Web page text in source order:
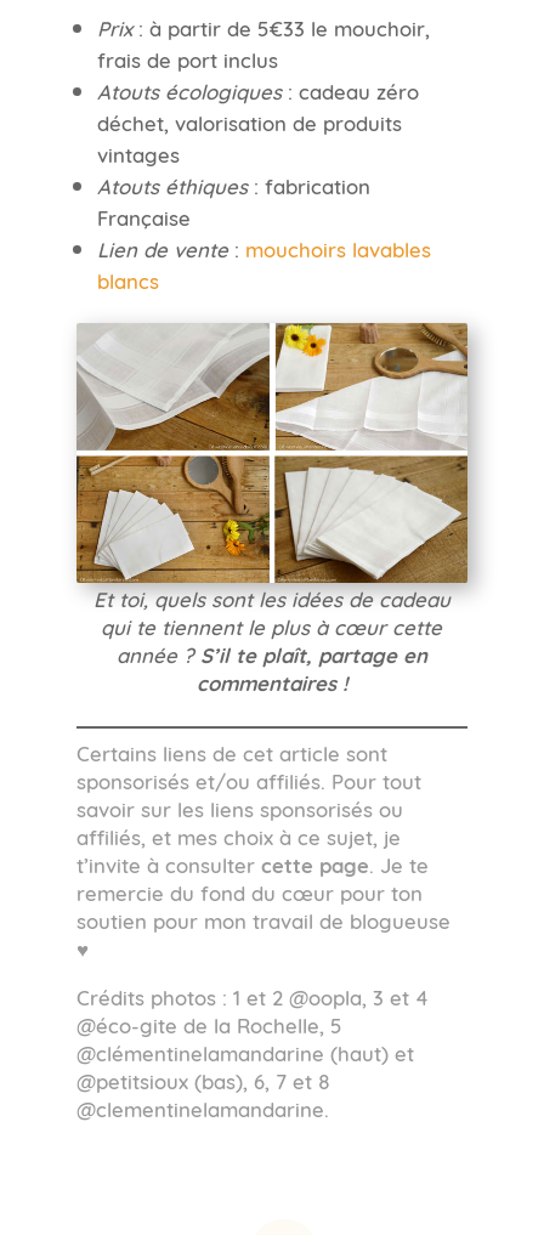
Prix: à partir de 5€33 le mouchoir,
frais de port inclus
Atouts écologiques: cadeau zéro
déchet, valorisation de produits
vintages
Atouts éthiques: fabrication
Française
Lien de vente: mouchoirs lavables
blancs
Et toi, quels sont les idées de cadeau
qui te tiennent le plus à cœur cette
année ? S’il te plaît, partage en
commentaires !
Certains liens de cet article sont
sponsorisés et/ou affiliés. Pour tout
savoir sur les liens sponsorisés ou
affiliés, et mes choix à ce sujet, je
t’invite à consulter cette page. Je te
remercie du fond du cœur pour ton
soutien pour mon travail de blogueuse
♥
Crédits photos : 1 et 2 @oopla, 3 et 4
@éco-gite de la Rochelle, 5
@clémentinelamandarine (haut) et
@petitsioux (bas), 6, 7 et 8
@clementinelamandarine.